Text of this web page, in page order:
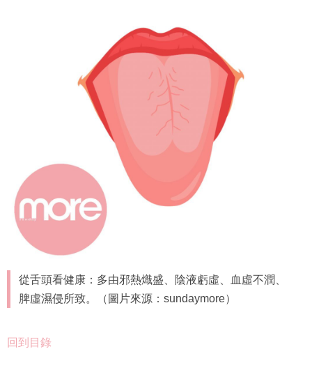
從舌頭看健康：多由邪熱熾盛、陰液虧虛、血虛不潤、
脾虛濕侵所致。（圖片來源：sundaymore）
回到目錄